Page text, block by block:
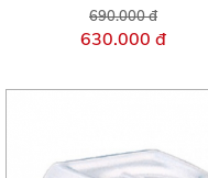
690.000 đ
630.000 đ